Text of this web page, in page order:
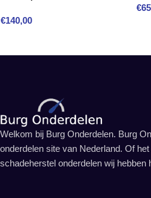
€140,00
€
Welkom bij Burg Onderdelen. Burg
onderdelen site van Nederland. Of
schadeherstel onderdelen wij hebben